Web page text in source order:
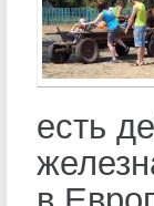
есть